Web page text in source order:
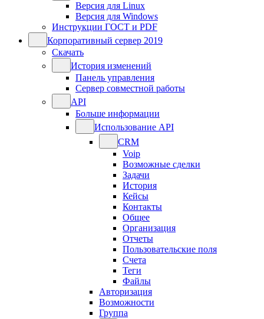
Версия для Linux
Версия для Windows
Инструкции ГОСТ и PDF
Корпоративный сервер 2019
Скачать
История изменений
Панель управления
Сервер совместной работы
API
Больше информации
Использование API
CRM
Voip
Возможные сделки
Задачи
История
Кейсы
Контакты
Общее
Организация
Отчеты
Пользовательские поля
Счета
Теги
Файлы
Авторизация
Возможности
Группа